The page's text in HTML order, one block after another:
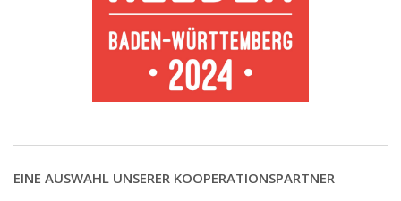
EINE AUSWAHL UNSERER KOOPERATIONSPARTNER